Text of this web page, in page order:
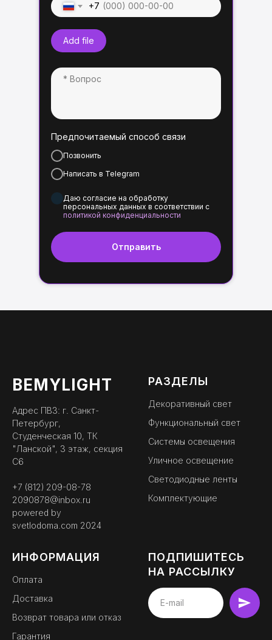
официальный партнер
BEMYLIGHT
+7
Add file
Предпочитаемый способ связи
Позвонить
Написать в Telegram
Даю согласие на обработку
персональных данных в соответствии с
политикой конфиденциальности
Отправить
BEMYLIGHT
Адрес ПВЗ: г. Санкт-
Петербург,
Студенческая 10, ТК
"Ланской", 3 этаж, секция
С6
+7 (812) 209-08-78
2090878@inbox.ru
powered by
svetlodoma.com 2024
РАЗДЕЛЫ
Декоративный свет
Функциональный свет
Системы освещения
Уличное освещение
Светодиодные ленты
Комплектующие
ИНФОРМАЦИЯ
Оплата
Доставка
Возврат товара или отказ
Гарантия
ПОДПИШИТЕСЬ
НА РАССЫЛКУ